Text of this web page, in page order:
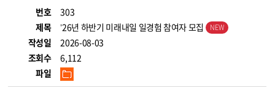
번호
303
제목
’26년 하반기 미래내일 일경험 참여자 모집
작성일
2026-08-03
조회수
6,112
파일